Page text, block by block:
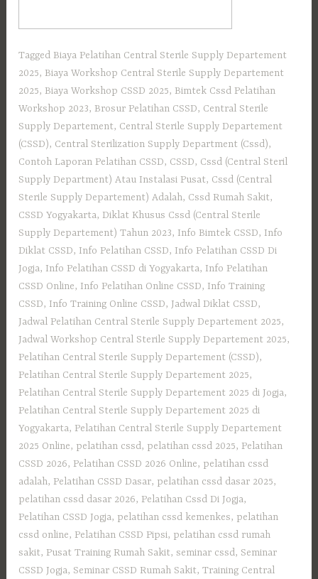
Tagged Biaya Pelatihan Central Sterile Supply Departement
2025, Biaya Workshop Central Sterile Supply Departement
2025, Biaya Workshop CSSD 2025, Bimtek Cssd Pelatihan
Workshop 2023, Brosur Pelatihan CSSD, Central Sterile
Supply Departement, Central Sterile Supply Departement
(CSSD), Central Sterilization Supply Department (Cssd),
Contoh Laporan Pelatihan CSSD, CSSD, Cssd (Central Steril
Supply Department) Atau Instalasi Pusat, Cssd (Central
Sterile Supply Departement) Adalah, Cssd Rumah Sakit,
CSSD Yogyakarta,Diklat Khusus Cssd (Central Sterile
Supply Departement) Tahun 2023, Info Bimtek CSSD, Info
Diklat CSSD, Info Pelatihan CSSD, Info Pelatihan CSSD Di
Jogja, Info Pelatihan CSSD di Yogyakarta, Info Pelatihan
CSSD Online, Info Pelatihan Online CSSD, Info Training
CSSD, Info Training Online CSSD, Jadwal Diklat CSSD,
Jadwal Pelatihan Central Sterile Supply Departement 2025,
Jadwal Workshop Central Sterile Supply Departement 2025,
Pelatihan Central Sterile Supply Departement (CSSD),
Pelatihan Central Sterile Supply Departement 2025,
Pelatihan Central Sterile Supply Departement 2025 di Jogja,
Pelatihan Central Sterile Supply Departement 2025 di
Yogyakarta, Pelatihan Central Sterile Supply Departement
2025 Online, pelatihan cssd, pelatihan cssd 2025, Pelatihan
CSSD 2026, Pelatihan CSSD 2026 Online, pelatihan cssd
adalah, Pelatihan CSSD Dasar, pelatihan cssd dasar 2025,
pelatihan cssd dasar 2026, Pelatihan Cssd Di Jogja,
Pelatihan CSSD Jogja, pelatihan cssd kemenkes, pelatihan
cssd online, Pelatihan CSSD Pipsi, pelatihan cssd rumah
sakit, Pusat Training Rumah Sakit,seminar cssd, Seminar
CSSD Jogja, Seminar CSSD Rumah Sakit,Training Central